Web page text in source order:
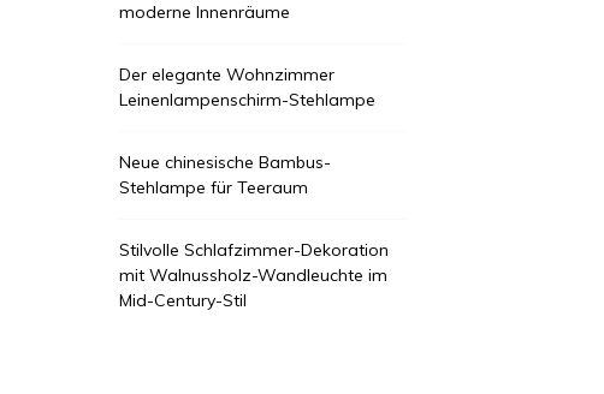
moderne Innenräume
Der elegante Wohnzimmer
Leinenlampenschirm-Stehlampe
Neue chinesische Bambus-
Stehlampe für Teeraum
Stilvolle Schlafzimmer-Dekoration
mit Walnussholz-Wandleuchte im
Mid-Century-Stil